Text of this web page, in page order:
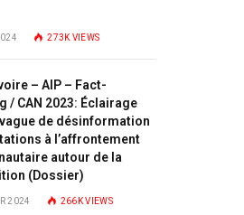
273K VIEWS
– AIP – Fact-
/ CAN 2023: Éclairage
de désinformation
à l’affrontement
autour de la
(Dossier)
2024 266KVIEWS